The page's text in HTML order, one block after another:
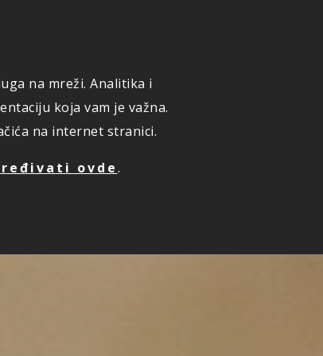
na mreži. Analitika i
koja vam je važna.
na internet stranici.
ovde.
ONLINE ZAKAZIVANJE PREGLEDA